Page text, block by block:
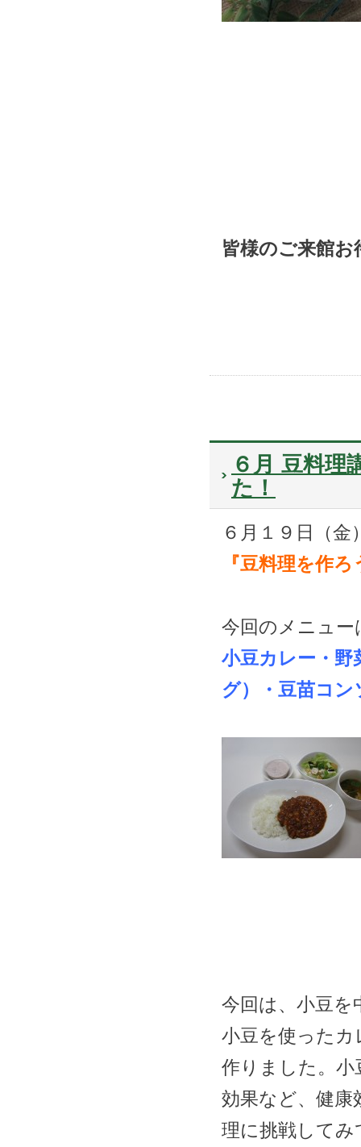
皆様のご来館
６月 豆料理
た！
６月１９日（
『豆料理を作ろ
今回のメニュー
小豆カレー・野
グ）・豆苗コ
今回は、小豆
小豆を使った
作りました。小
効果など、健康
理に挑戦して